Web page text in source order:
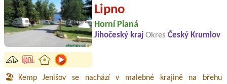
Lipno
Horní Planá
Jihočeský kraj Okres Český Krumlov
🏖️Kemp Jenišov se nachází v malebné krajině na břehu